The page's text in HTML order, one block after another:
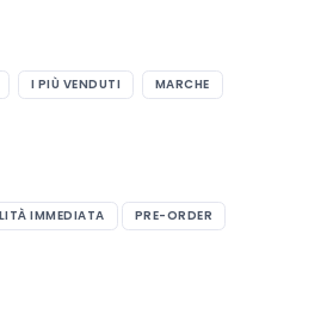
I PIÙ VENDUTI MARCHE
IMMEDIATA PRE-ORDER